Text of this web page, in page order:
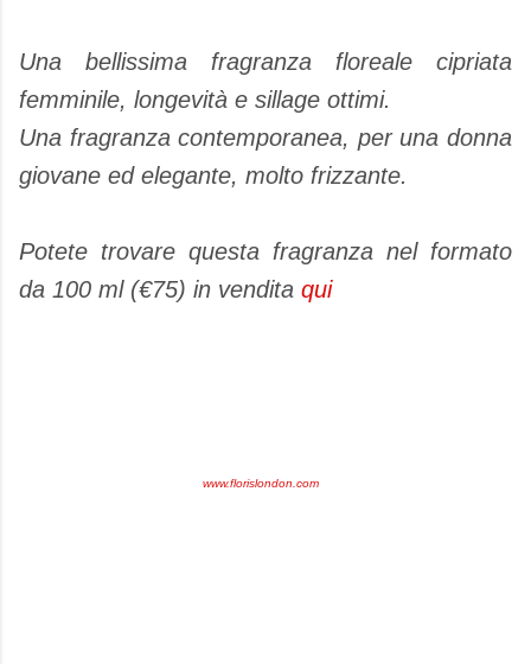
Una bellissima fragranza floreale cipriata
femminile, longevità e sillage ottimi.
Una fragranza contemporanea, per una donna
giovane ed elegante, molto frizzante.
Potete trovare questa fragranza nel formato
da 100 ml (€75) in vendita qui
www.florislondon.com